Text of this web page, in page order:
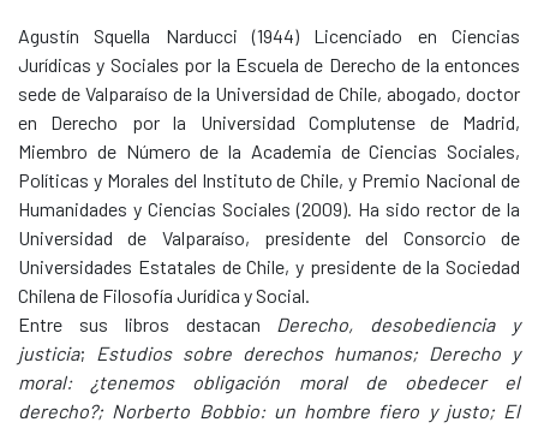
Agustín Squella Narducci (1944) Licenciado en Ciencias
Jurídicas y Sociales por la Escuela de Derecho de la entonces
sede de Valparaíso de la Universidad de Chile, abogado, doctor
en Derecho por la Universidad Complutense de Madrid,
Miembro de Número de la Academia de Ciencias Sociales,
Políticas y Morales del Instituto de Chile, y Premio Nacional de
Humanidades y Ciencias Sociales (2009). Ha sido rector de la
Universidad de Valparaíso, presidente del Consorcio de
Universidades Estatales de Chile, y presidente de la Sociedad
Chilena de Filosofía Jurídica y Social.
Entre sus libros destacan Derecho, desobediencia y
justicia; Estudios sobre derechos humanos; Derecho y
moral: ¿tenemos obligación moral de obedecer el
derecho?; Norberto Bobbio: un hombre fiero y justo; El